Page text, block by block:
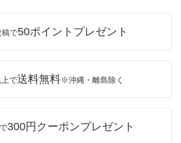
稿で50ポイントプレゼント
で送料無料※沖縄・離島除く
300円クーポンプレゼント